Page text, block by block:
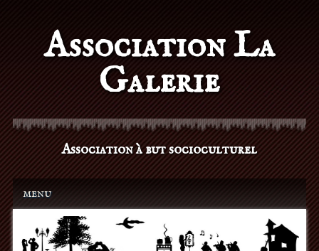
Association La
Galerie
Association à but socioculturel
Main menu
Skip to content
menu